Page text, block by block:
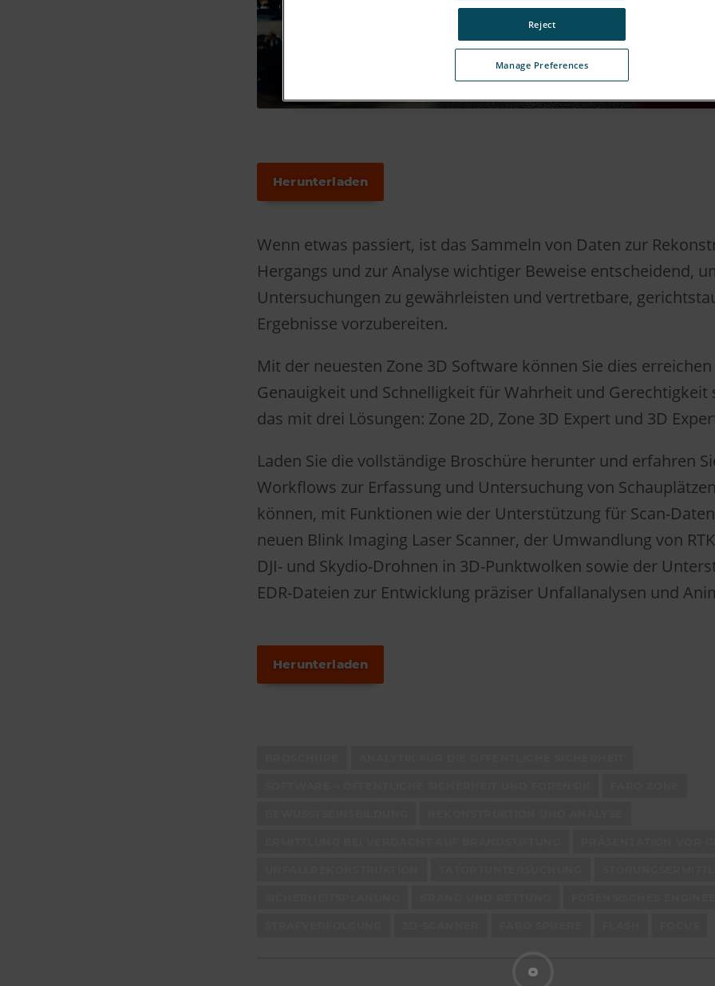
Herunterladen
Wenn etwas passiert, ist das Sammeln von Daten zur
Hergangs und zur Analyse wichtiger Beweise entscheidend,
Untersuchungen zu gewährleisten und vertretbare,
Ergebnisse vorzubereiten.
Mit der neuesten Zone 3D Software können Sie dies
Genauigkeit und Schnelligkeit für Wahrheit und Gerechtigkeit
das mit drei Lösungen: Zone 2D, Zone 3D Expert und 3D
Laden Sie die vollständige Broschüre herunter und erfahren
Workflows zur Erfassung und Untersuchung von
können, mit Funktionen wie der Unterstützung für Scan-
neuen Blink Imaging Laser Scanner, der Umwandlung von
DJI- und Skydio-Drohnen in 3D-Punktwolken sowie der
EDR-Dateien zur Entwicklung präziser Unfallanalysen und
Herunterladen
Manage Preferences
Reject